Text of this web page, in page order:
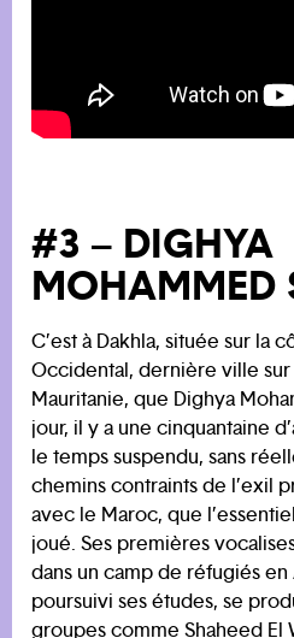
#3 – DIGHYA
MOHAMMED
C’est à Dakhla, située sur la
Occidental, dernière ville sur
Mauritanie, que Dighya
jour, il y a une cinquantaine
le temps suspendu, sans
chemins contraints de l’exil
avec le Maroc, que
joué. Ses premières
dans un camp de réfugiés
poursuivi ses études, se
groupes comme Shaheed El